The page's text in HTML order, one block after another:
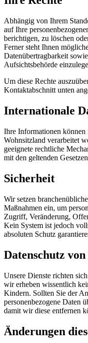
Abhängig von Ihrem
auf Ihre
berichtigen, zu löschen
Ferner steht Ihnen
Datenübertragbarkeit
Aufsichtsbehörde
Um diese Rechte
Kontaktabschnitt unten
Internationale
Ihre Informationen können
Wohnsitzland verarbeitet
geeignete rechtliche
mit den geltenden
Sicherheit
Wir setzen
Maßnahmen ein, um
Zugriff, Veränderung,
Kein System ist jedoch
absoluten Schutz
Datenschutz
Unsere Dienste richten
wir erheben wissentlich
Kindern. Sollten Sie der
personenbezogene Daten
damit wir diese entfernen
Änderungen